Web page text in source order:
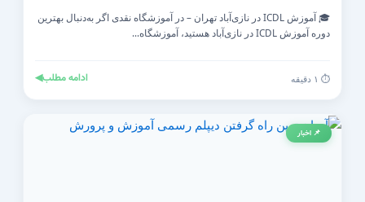
🎓 آموزش ICDL در نازی‌آباد تهران – در آموزشگاه نقدی اگر به‌دنبال بهترین
دوره آموزش ICDL در نازی‌آباد هستید، آموزشگاه...
⏱️ ۱ دقیقه ادامه مطلب◀
📌 اخبار